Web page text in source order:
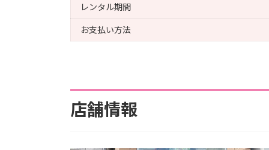
レンタル期間
お支払い方法
店舗情報